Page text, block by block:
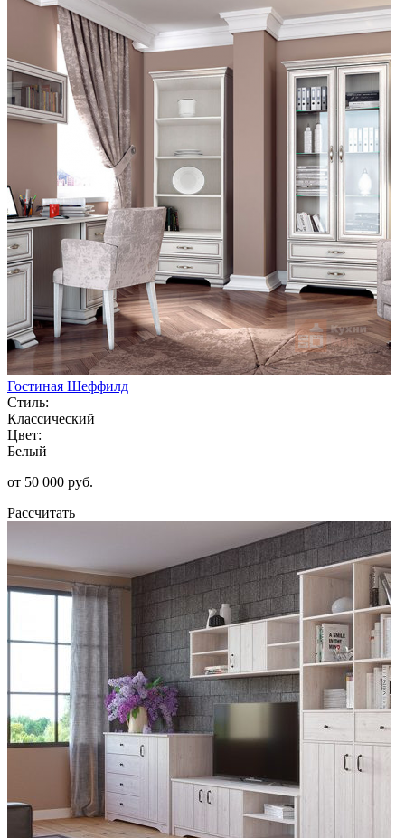
Гостиная Шеффилд
Стиль:
Классический
Цвет:
Белый
от 50 000 руб.
Рассчитать